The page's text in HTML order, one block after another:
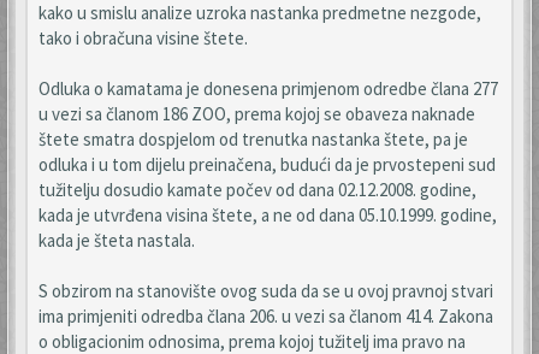
kako u smislu analize uzroka nastanka predmetne nezgode,
tako i obračuna visine štete.
Odluka o kamatama je donesena primjenom odredbe člana 277
u vezi sa članom 186 ZOO, prema kojoj se obaveza naknade
štete smatra dospjelom od trenutka nastanka štete, pa je
odluka i u tom dijelu preinačena, budući da je prvostepeni sud
tužitelju dosudio kamate počev od dana 02.12.2008. godine,
kada je utvrđena visina štete, a ne od dana 05.10.1999. godine,
kada je šteta nastala.
S obzirom na stanovište ovog suda da se u ovoj pravnoj stvari
ima primjeniti odredba člana 206. u vezi sa članom 414. Zakona
o obligacionim odnosima, prema kojoj tužitelj ima pravo na